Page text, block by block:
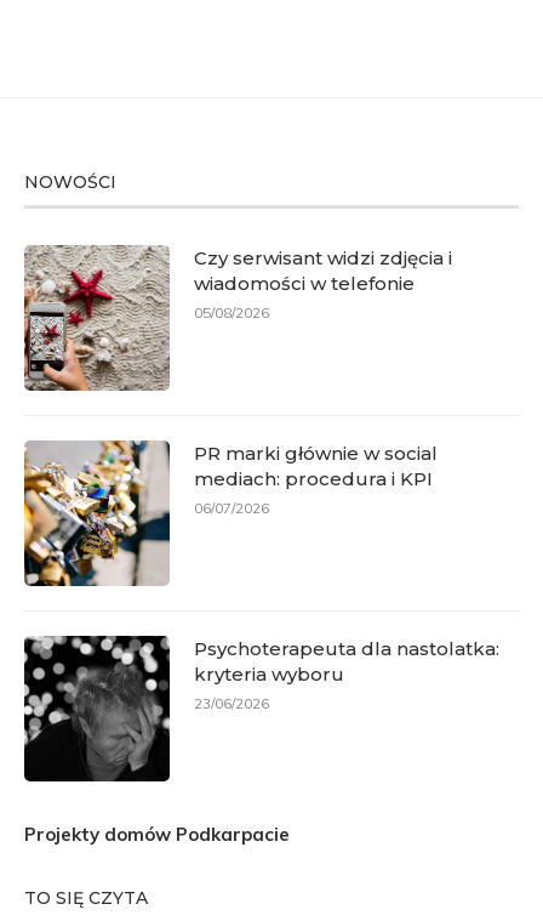
NOWOŚCI
Czy serwisant widzi zdjęcia i
wiadomości w telefonie
05/08/2026
PR marki głównie w social
mediach: procedura i KPI
06/07/2026
Psychoterapeuta dla nastolatka:
kryteria wyboru
23/06/2026
Projekty domów Podkarpacie
TO SIĘ CZYTA